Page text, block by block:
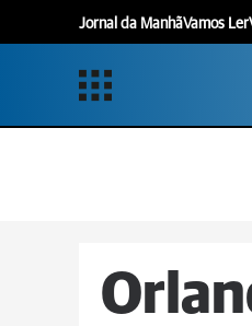
Jornal da ManhãVamos Ler